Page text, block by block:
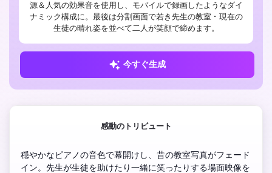
源＆人気の効果音を使用し、モバイルで録画したようなダイ
ナミック構成に。最後は分割画面で若き先生の教室・現在の
生徒の晴れ姿を並べて二人が笑顔で締めます。
今すぐ生成
感動のトリビュート
穏やかなピアノの音色で幕開けし、昔の教室写真がフェード
イン。先生が生徒を助けたり一緒に笑ったりする場面映像を